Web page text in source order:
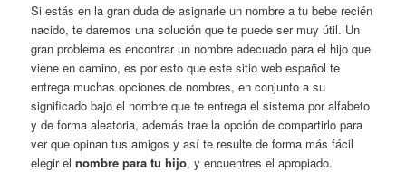
Si estás en la gran duda de asignarle un nombre a tu bebe recién
nacido, te daremos una solución que te puede ser muy útil. Un
gran problema es encontrar un nombre adecuado para el hijo que
viene en camino, es por esto que este sitio web español te
entrega muchas opciones de nombres, en conjunto a su
significado bajo el nombre que te entrega el sistema por alfabeto
y de forma aleatoria, además trae la opción de compartirlo para
ver que opinan tus amigos y así te resulte de forma más fácil
elegir elnombre para tu hijo, y encuentres el apropiado.